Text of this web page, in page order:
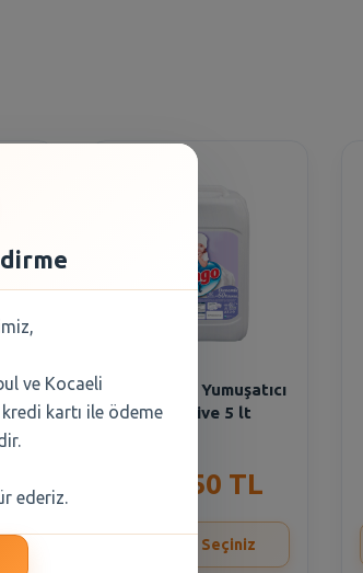
Bingo Soft Yumuşatıcı
Sensitive 5 lt
288,50 TL
Şube Seçiniz
ve Kocaeli
kartı ile ödeme
ederiz.